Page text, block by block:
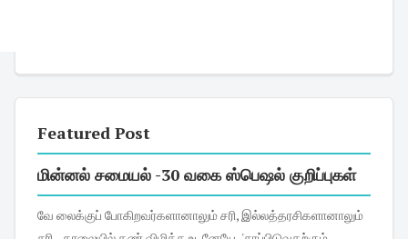
Featured Post
மின்னல் சமையல் -30 வகை ஸ்பெஷல் குறிப்புகள்
வே லைக்குப் போகிறவர்களானாலும் சரி, இல்லத்தரசிகளானாலும்